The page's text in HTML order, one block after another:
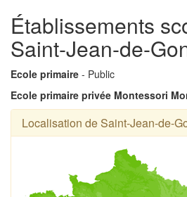
Établissements
Saint-Jean-de-
Ecole primaire - Public
Ecole primaire privée Montessori
Localisation de Saint-Jean-de-